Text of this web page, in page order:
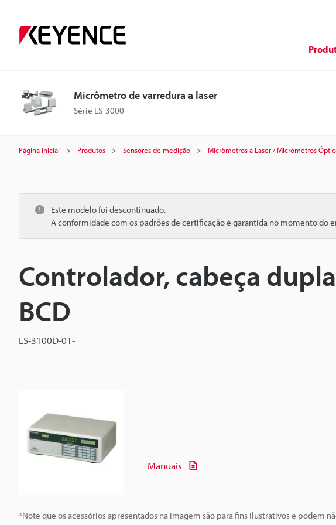
Micrômetro de varredura a laser
Série LS-3000
Página inicial Produtos Sensores de medição Micrômetros a Laser / Micrômetros
Este modelo foi descontinuado.
A conformidade com os padrões de certificação é garantida no momento do
Controlador, cabeça
BCD
LS-3100D-01-
*Note que os acessórios apresentados na imagem são para fins ilustrativos e podem
Manuais